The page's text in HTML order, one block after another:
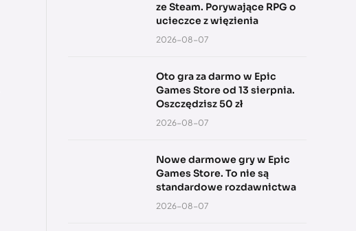
ze Steam. Porywające RPG o
ucieczce z więzienia
2026-08-07
Oto gra za darmo w Epic
Games Store od 13 sierpnia.
Oszczędzisz 50 zł
2026-08-07
Nowe darmowe gry w Epic
Games Store. To nie są
standardowe rozdawnictwa
2026-08-07